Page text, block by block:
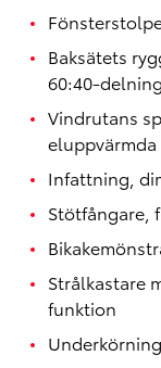
Baksätets
60:40-delning
Vindrutans
eluppvärmda
Infattning,
Stötfångare,
Strålkastare
funktion